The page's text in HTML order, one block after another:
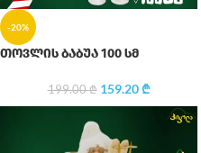
-20%
თოვლის ბაბუა 100 სმ
199.00₾ 159.20₾